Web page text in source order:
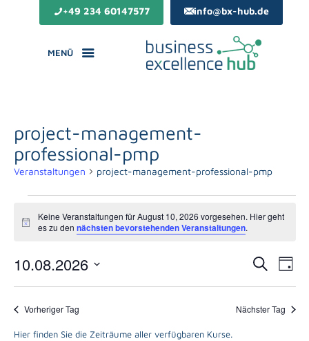
+49 234 60147577 info@bx-hub.de
MENÜ
project-management-
professional-pmp
Veranstaltungen project-management-professional-pmp
für
August
2026
Hinweis
Keine Veranstaltungen für August 10, 2026 vorgesehen. Hier geht
es zu dennächsten bevorstehenden Veranstaltungen.
Suche
und
SucheTag
10.08.2026
Vorheriger Tag Nächster Tag
Hier finden Sie die Zeiträume aller verfügbaren Kurse.